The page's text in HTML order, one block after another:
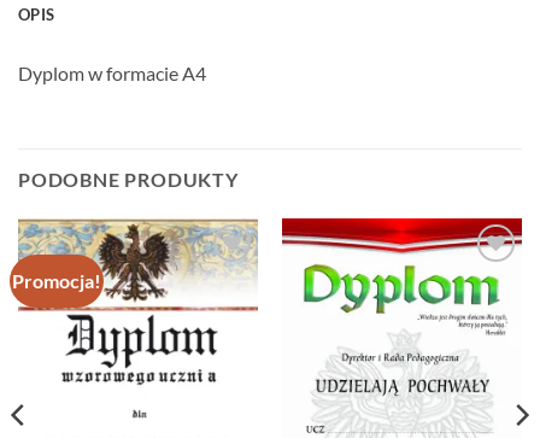
OPIS
Dyplom w formacie A4
PODOBNE PRODUKTY
Promocja!
Dodaj do
Dodaj do
ulubionych